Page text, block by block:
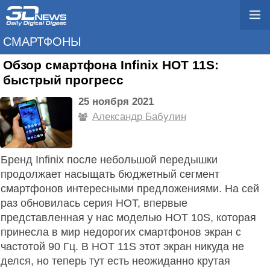
СМАРТФОНЫ
Обзор смартфона Infinix HOT 11S:
быстрый прогресс
25 ноября 2021
Александр Бабулин
Бренд Infinix после небольшой передышки
продолжает насыщать бюджетный сегмент
смартфонов интересными предложениями. На сей
раз обновилась серия HOT, впервые
представленная у нас моделью HOT 10S, которая
принесла в мир недорогих смартфонов экран с
частотой 90 Гц. В HOT 11S этот экран никуда не
делся, но теперь тут есть неожиданно крутая